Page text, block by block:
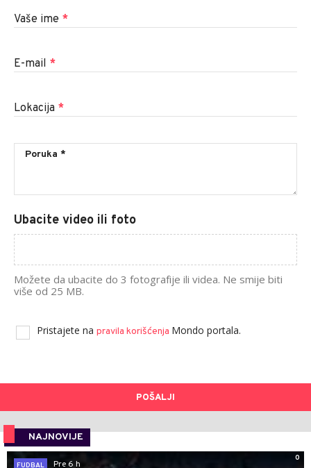
Vaše ime *
E-mail *
Lokacija *
Ubacite video ili foto
Možete da ubacite do 3 fotografije ili videa. Ne smije biti
više od 25 MB.
Pristajete na pravila korišćenja Mondo portala.
POŠALJI
NAJNOVIJE
0
FUDBAL
Pre 6 h